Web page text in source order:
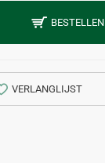
BESTELLEN
VERLANGLIJST